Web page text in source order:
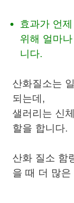
효과가 언
위해 얼마
니다.
산화질소는
되는데,
샐러리는 신
할을 합니다.
산화 질소 함
을 때 더 많